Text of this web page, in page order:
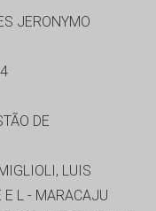
JERONYMO
DE
LUIS
E L - MARACAJU